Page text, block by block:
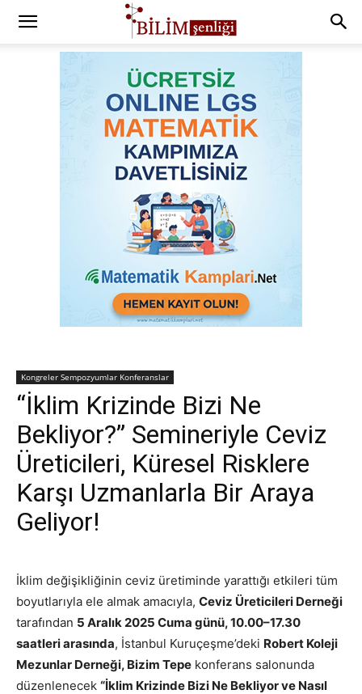
Kongreler Sempozyumlar Konferanslar
“İklim Krizinde Bizi Ne
Bekliyor?” Semineriyle Ceviz
Üreticileri, Küresel Risklere
Karşı Uzmanlarla Bir Araya
Geliyor!
İklim değişikliğinin ceviz üretiminde yarattığı etkileri tüm
boyutlarıyla ele almak amacıyla, Ceviz Üreticileri Derneği
tarafından 5 Aralık 2025 Cuma günü, 10.00–17.30
saatleri arasında, İstanbul Kuruçeşme’deki Robert Koleji
Mezunlar Derneği, Bizim Tepe konferans salonunda
düzenlenecek “İklim Krizinde Bizi Ne Bekliyor ve Nasıl